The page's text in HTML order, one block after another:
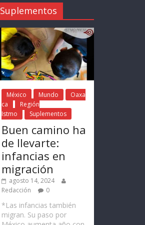
Suplementos
México Mundo
Oaxa
ca
Región
Istmo
Suplementos
Buen camino ha
de llevarte:
infancias en
migración
agosto 14, 2024
Redacción
0
*Las infancias también
migran. Su paso por